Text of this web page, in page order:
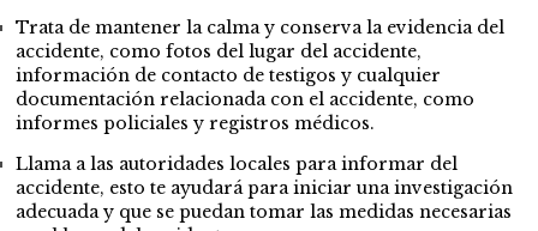
Trata de mantener la calma y conserva la evidencia del
accidente, como fotos del lugar del accidente,
información de contacto de testigos y cualquier
documentación relacionada con el accidente, como
informes policiales y registros médicos.
Llama a las autoridades locales para informar del
accidente, esto te ayudará para iniciar una investigación
adecuada y que se puedan tomar las medidas necesarias